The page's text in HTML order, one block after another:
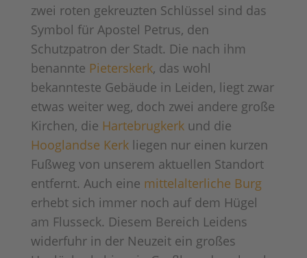
zwei roten gekreuzten Schlüssel sind das
Symbol für Apostel Petrus, den
Schutzpatron der Stadt. Die nach ihm
benannte Pieterskerk, das wohl
bekannteste Gebäude in Leiden, liegt zwar
etwas weiter weg, doch zwei andere große
Kirchen, die Hartebrugkerkund die
Hooglandse Kerkliegen nur einen kurzen
Fußweg von unserem aktuellen Standort
entfernt. Auch eine mittelalterliche Burg
erhebt sich immer noch auf dem Hügel
am Flusseck. Diesem Bereich Leidens
widerfuhr in der Neuzeit ein großes